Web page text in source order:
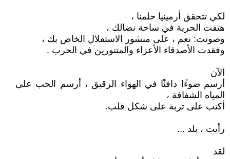
لكي تتحقق أرمينيا حلمنا ،
هتفت الحرية في ساحة نضالك ،
وصوتت: نعم ، على منشور الاستقلال الخاص بك ،
وفقدت الأصدقاء الأعزاء والمتنورين في الحرب .
الآن
أرسم ضوءًا دافئًا في الهواء الرقيق ، أرسم الحب على
المياه الشفافة ،
أكتب على تربة على شكل قلب.
رأيت ، بلد ...
لقد